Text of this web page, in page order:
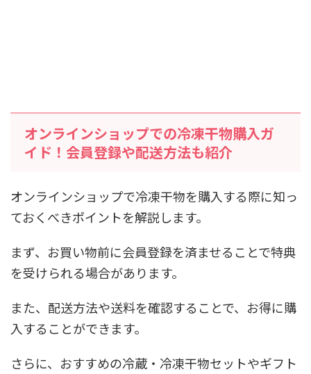
オンラインショップでの冷凍干物購入ガ
イド！会員登録や配送方法も紹介
オンラインショップで冷凍干物を購入する際に知っ
ておくべきポイントを解説します。
まず、お買い物前に会員登録を済ませることで特典
を受けられる場合があります。
また、配送方法や送料を確認することで、お得に購
入することができます。
さらに、おすすめの冷蔵・冷凍干物セットやギフト